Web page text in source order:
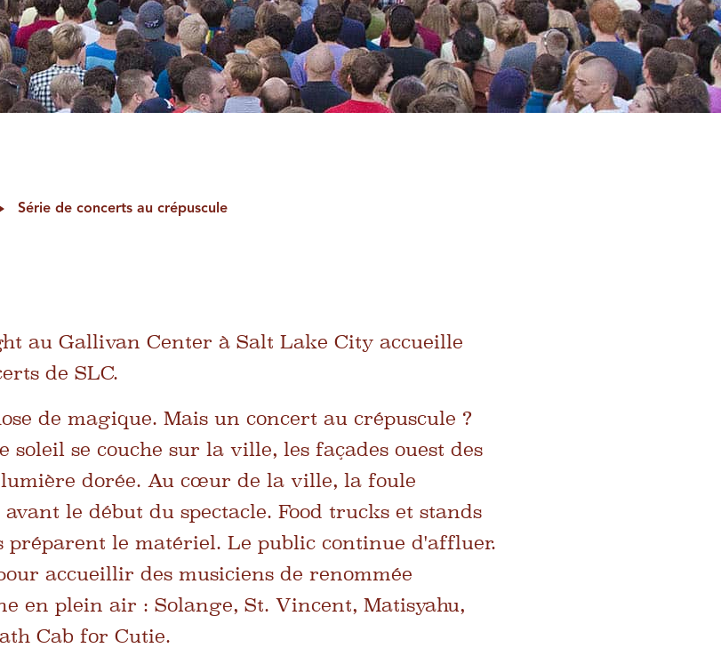
Série de concerts au crépuscule
au Gallivan Center à Salt Lake City accueille
de SLC.
de magique. Mais un concert au crépuscule ?
se couche sur la ville, les façades ouest des
dorée. Au cœur de la ville, la foule
le début du spectacle. Food trucks et stands
préparent le matériel. Le public continue d'affluer.
accueillir des musiciens de renommée
en plein air : Solange, St. Vincent, Matisyahu,
Cab for Cutie.